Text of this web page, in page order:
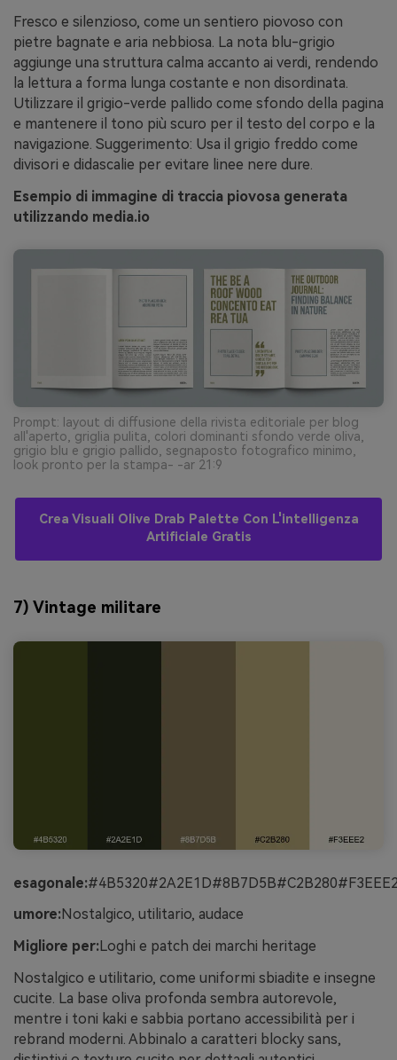
Fresco e silenzioso, come un sentiero piovoso con
pietre bagnate e aria nebbiosa. La nota blu-grigio
aggiunge una struttura calma accanto ai verdi, rendendo
la lettura a forma lunga costante e non disordinata.
Utilizzare il grigio-verde pallido come sfondo della pagina
e mantenere il tono più scuro per il testo del corpo e la
navigazione. Suggerimento: Usa il grigio freddo come
divisori e didascalie per evitare linee nere dure.
Esempio di immagine di traccia piovosa generata
utilizzando media.io
Prompt: layout di diffusione della rivista editoriale per blog
all'aperto, griglia pulita, colori dominanti sfondo verde oliva,
grigio blu e grigio pallido, segnaposto fotografico minimo,
look pronto per la stampa- -ar 21:9
Crea Visuali Olive Drab Palette Con L'intelligenza
Artificiale Gratis
7) Vintage militare
esagonale:
umore:Nostalgico, utilitario, audace
Migliore per:Loghi e patch dei marchi heritage
Nostalgico e utilitario, come uniformi sbiadite e insegne
cucite. La base oliva profonda sembra autorevole,
mentre i toni kaki e sabbia portano accessibilità per i
rebrand moderni. Abbinalo a caratteri blocky sans,